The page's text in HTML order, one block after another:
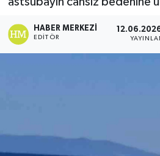
HABER MERKEZI
EDITÖR